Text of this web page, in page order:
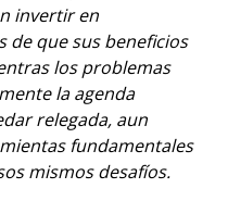
invertir en
de que sus beneficios
los problemas
la agenda
relegada, aun
fundamentales
mismos desafíos.